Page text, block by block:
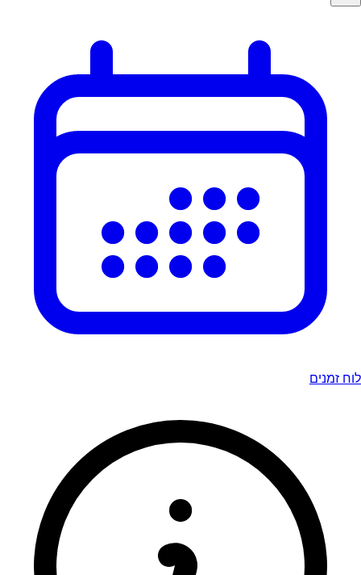
לוח זמנים